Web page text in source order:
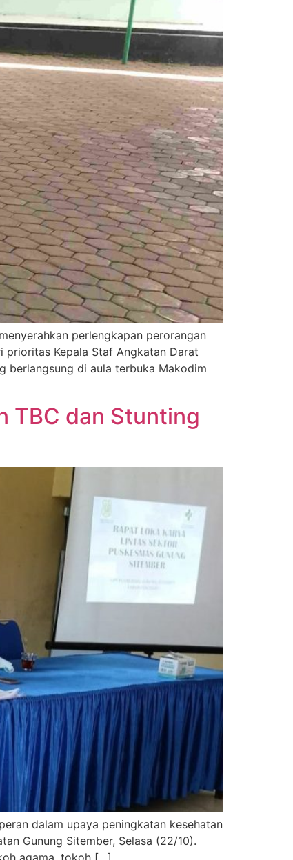
perlengkapan perorangan
prioritas Kepala Staf Angkatan Darat
berlangsung di aula terbuka Makodim
TBC dan Stunting
dalam upaya peningkatan kesehatan
Gunung Sitember, Selasa (22/10).
agama, tokoh […]